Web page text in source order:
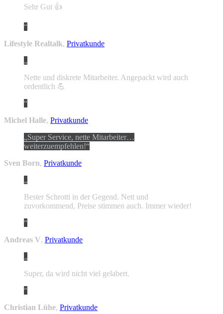
Sehr Gut 👍
Lifestyle Realtalk, Privatkunde
Nette und diskrete Mitarbeiter. Angepackt wird auch
ordentlich 💪
Michel Halle, Privatkunde
Super Service, nette Mitarbeiter…
weiterzuempfehlen!
Sven Born, Privatkunde
Bester Schrotti in der Gegend. Nett und
zuvorkommend, Preise stimmen auch. Immer wieder!
Andreas V, Privatkunde
Super, da wird nicht viel gelabert.
Christian Lühe, Privatkunde